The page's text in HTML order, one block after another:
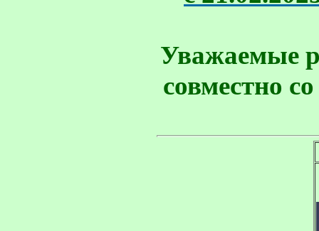
Уважаемые
совместно